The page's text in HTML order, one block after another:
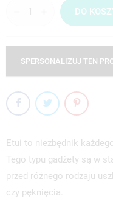
DO
SPERSONALIZUJ TEN
Etui to niezbędnik
Tego typu gadżety są w
przed różnego rodzaju
czy pęknięcia.